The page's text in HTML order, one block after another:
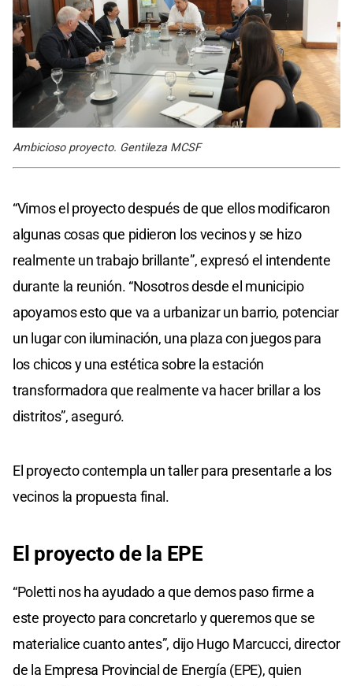
Ambicioso proyecto. Gentileza MCSF
“Vimos el proyecto después de que ellos modificaron
algunas cosas que pidieron los vecinos y se hizo
realmente un trabajo brillante”, expresó el intendente
durante la reunión. “Nosotros desde el municipio
apoyamos esto que va a urbanizar un barrio, potenciar
un lugar con iluminación, una plaza con juegos para
los chicos y una estética sobre la estación
transformadora que realmente va hacer brillar a los
distritos”, aseguró.
El proyecto contempla un taller para presentarle a los
vecinos la propuesta final.
El proyecto de la EPE
“Poletti nos ha ayudado a que demos paso firme a
este proyecto para concretarlo y queremos que se
materialice cuanto antes”, dijo Hugo Marcucci, director
de la Empresa Provincial de Energía (EPE), quien